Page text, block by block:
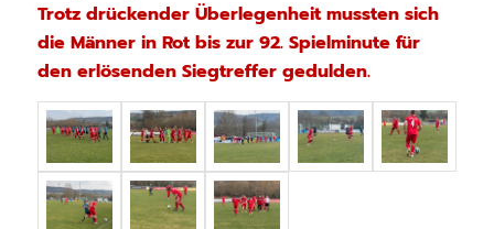
Trotz drückender Überlegenheit mussten sich
die Männer in Rot bis zur 92. Spielminute für
den erlösenden Siegtreffer gedulden.